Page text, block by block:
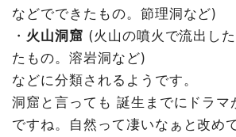
などでできたもの。節理洞など)
・ 火山洞窟 (火山の噴火で流出し
たもの。溶岩洞など)
などに分類されるようです。
洞窟と言っても 誕生までにドラマ
ですね。自然って凄いなぁと改め